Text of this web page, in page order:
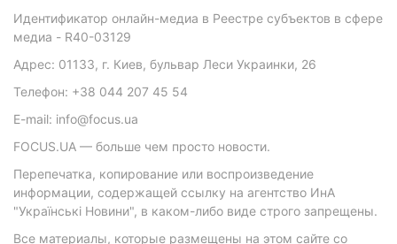
Идентификатор онлайн-медиа в Реестре субъектов в сфере
медиа - R40-03129
Адрес: 01133, г. Киев, бульвар Леси Украинки, 26
Телефон: +38 044 207 45 54
E-mail: info@focus.ua
FOCUS.UA — больше чем просто новости.
Перепечатка, копирование или воспроизведение
информации, содержащей ссылку на агентство ИнА
"Українські Новини", в каком-либо виде строго запрещены.
Все материалы, которые размещены на этом сайте со